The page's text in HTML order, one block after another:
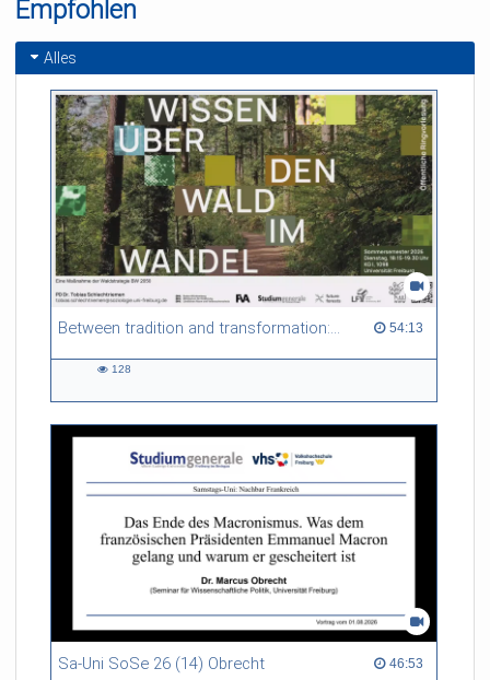
Empfohlen
Alles
Between tradition and transformation: how owners, advisers and institutions co-create knowledge for resilient forests in Europe 54:13
54:13 duration
128
Sa-Uni SoSe 26 (14) Obrecht 46:53
46:53 duration